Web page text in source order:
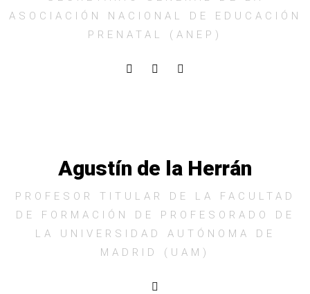
ASOCIACIÓN NACIONAL DE EDUCACIÓN
PRENATAL (ANEP)
Agustín de la Herrán
PROFESOR TITULAR DE LA FACULTAD
DE FORMACIÓN DE PROFESORADO DE
LA UNIVERSIDAD AUTÓNOMA DE
MADRID (UAM)